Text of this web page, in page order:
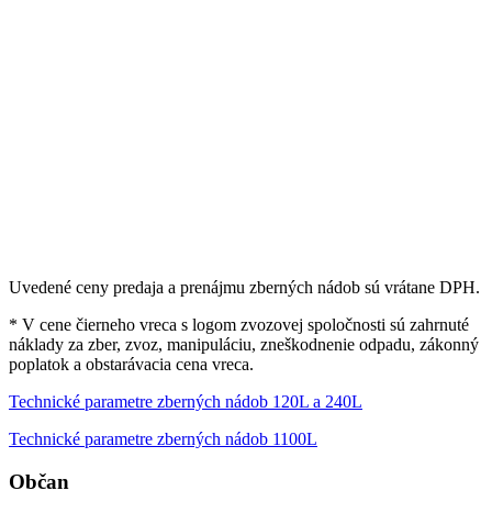
Uvedené ceny predaja a prenájmu zberných nádob sú vrátane DPH.
* V cene čierneho vreca s logom zvozovej spoločnosti sú zahrnuté
náklady za zber, zvoz, manipuláciu, zneškodnenie odpadu, zákonný
poplatok a obstarávacia cena vreca.
Technické parametre zberných nádob 120L a 240L
Technické parametre zberných nádob 1100L
Občan